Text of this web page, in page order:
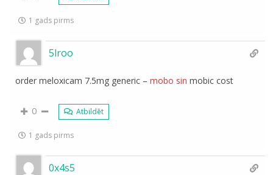
1 gads pirms
5lroo
order meloxicam 7.5mg generic –mobo sin mobic cost
0 Atbildēt
1 gads pirms
0x4s5